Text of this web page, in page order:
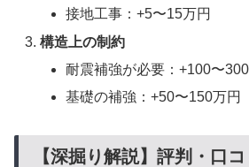
接地工事：+5〜15万円
構造上の制約
耐震補強が必要：+100〜
基礎の補強：+50〜150万円
【深掘り解説】評判・口